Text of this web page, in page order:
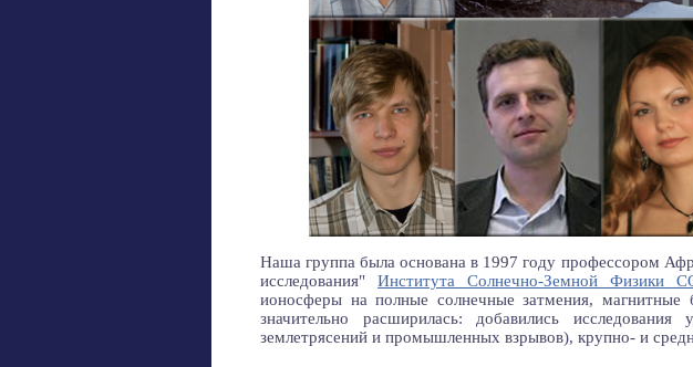
Наша группа была основана в 1997 году профессором
исследования"Института Солнечно-Земной Физики
ионосферы на полные солнечные затмения,
значительно расширилась: добавились
землетрясений и промышленных взрывов), крупно- и